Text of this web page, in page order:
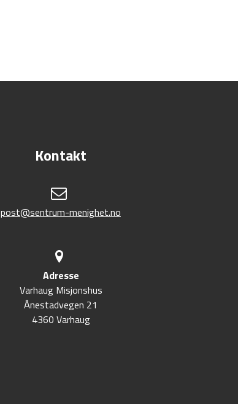
Kontakt
post@sentrum-menighet.no
Adresse
Varhaug Misjonshus
Ånestadvegen 21
4360 Varhaug